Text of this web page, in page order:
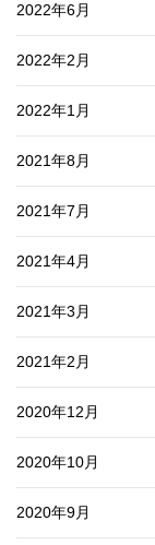
2022年6月
2022年2月
2022年1月
2021年8月
2021年7月
2021年4月
2021年3月
2021年2月
2020年12月
2020年10月
2020年9月